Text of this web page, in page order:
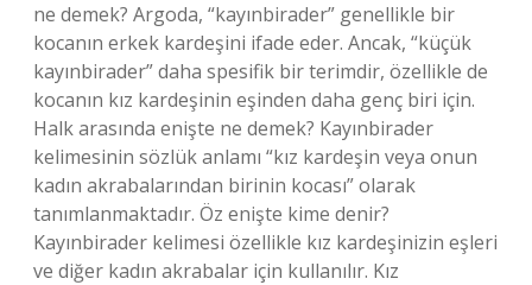
ne demek? Argoda, “kayınbirader” genellikle bir
kocanın erkek kardeşini ifade eder. Ancak, “küçük
kayınbirader” daha spesifik bir terimdir, özellikle de
kocanın kız kardeşinin eşinden daha genç biri için.
Halk arasında enişte ne demek? Kayınbirader
kelimesinin sözlük anlamı “kız kardeşin veya onun
kadın akrabalarından birinin kocası” olarak
tanımlanmaktadır. Öz enişte kime denir?
Kayınbirader kelimesi özellikle kız kardeşinizin eşleri
ve diğer kadın akrabalar için kullanılır. Kız